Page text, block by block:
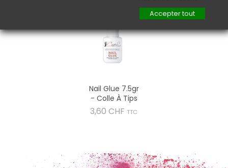
Nail Glue 7.5gr
- Colle À Tips
3,60 CHF Prix
TTC
Accepter tout